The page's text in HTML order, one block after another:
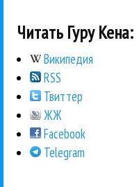
Читать Гуру Кена:
Википедия
RSS
Твиттер
ЖЖ
Facebook
Telegram